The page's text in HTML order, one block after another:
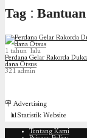
Tag :
1 tahun lalu
Perdana Gelar Rakorda
dana Otsus
321 admin
🪧 Advertising
📊Statistik Website
Tentang Kami